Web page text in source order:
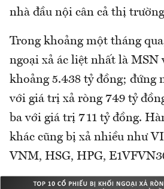
nhà đầu nội cân cả thị
Trong khoảng một tháng
ngoại xả ác liệt nhất là MSN
khoảng 5.438 tỷ đồng; đứng
với giá trị xả ròng 749 tỷ
ba với giá trị 711 tỷ đồng.
khác cũng bị xả nhiều như
VNM, HSG, HPG,